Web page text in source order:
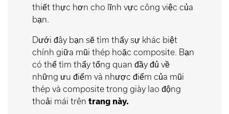
thiết thực hơn cho lĩnh vực công việc của
bạn.
Dưới đây bạn sẽ tìm thấy sự khác biệt
chính giữa mũi thép hoặc composite. Bạn
có thể tìm thấy tổng quan đầy đủ về
những ưu điểm và nhược điểm của mũi
thép và composite trong giày lao động
thoải mái trên trang này.